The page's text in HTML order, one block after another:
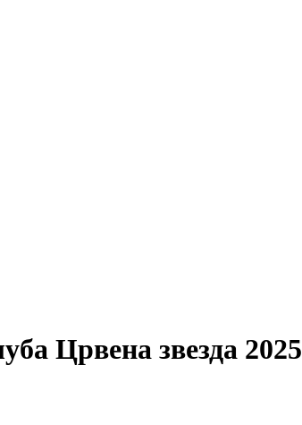
Црвена звезда 2025